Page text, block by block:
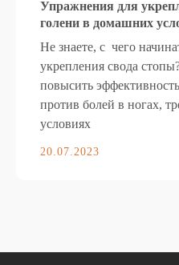
Упражнения для
голени в домашних
Не знаете, с чего
укрепления свода
повысить
против болей в ногах,
условиях
20.07.2023